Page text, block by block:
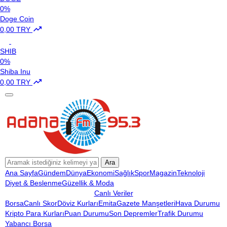
0%
Doge Coin
0,00 TRY
SHIB
0%
Shiba Inu
0,00 TRY
Ara
Ana SayfaGündemDünyaEkonomiSağlıkSporMagazinTeknoloji
Diyet & BeslenmeGüzellik & Moda
Canlı Veriler
BorsaCanlı SkorDöviz KurlarıEmitaGazete ManşetleriHava Durumu
Kripto Para KurlarıPuan DurumuSon DepremlerTrafik Durumu
Yabancı Borsa